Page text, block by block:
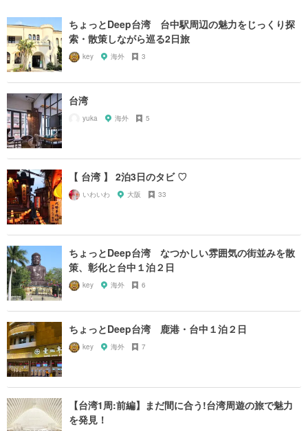
ちょっとDeep台湾 台中駅周辺の魅力をじっくり探
索・散策しながら巡る2日旅
key 海外 3
台湾
yuka 海外 5
【 台湾 】 2泊3日のタビ ♡
いわいわ 大阪 33
ちょっとDeep台湾 なつかしい雰囲気の街並みを散
策、彰化と台中１泊２日
key 海外 6
ちょっとDeep台湾 鹿港・台中１泊２日
key 海外 7
【台湾1周:前編】まだ間に合う!台湾周遊の旅で魅力
を発見！